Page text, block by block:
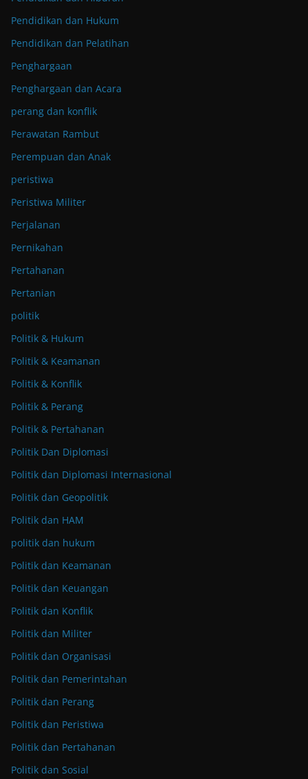
Pendidikan dan Hukum
Pendidikan dan Pelatihan
Penghargaan
Penghargaan dan Acara
perang dan konflik
Perawatan Rambut
Perempuan dan Anak
peristiwa
Peristiwa Militer
Perjalanan
Pernikahan
Pertahanan
Pertanian
politik
Politik & Hukum
Politik & Keamanan
Politik & Konflik
Politik & Perang
Politik & Pertahanan
Politik Dan Diplomasi
Politik dan Diplomasi Internasional
Politik dan Geopolitik
Politik dan HAM
politik dan hukum
Politik dan Keamanan
Politik dan Keuangan
Politik dan Konflik
Politik dan Militer
Politik dan Organisasi
Politik dan Pemerintahan
Politik dan Perang
Politik dan Peristiwa
Politik dan Pertahanan
Politik dan Sosial